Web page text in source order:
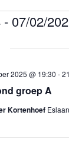
- 07/02/
groep A
2025 @ 19:30 -
Kortenhoef